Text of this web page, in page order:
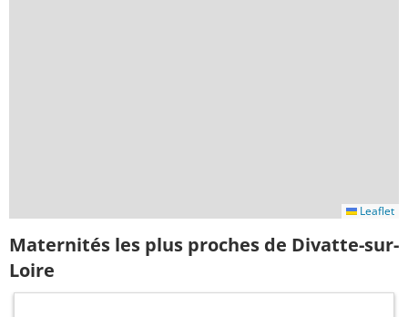
Leaflet
Maternités les plus proches de Divatte-sur-
Loire